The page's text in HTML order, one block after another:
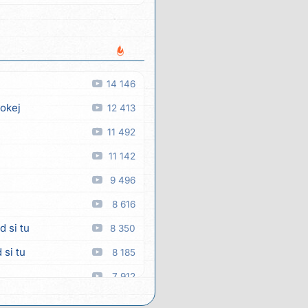
14 146
12 413
11 492
11 142
9 496
8 616
si tu 8 350
si tu 8 185
7 912